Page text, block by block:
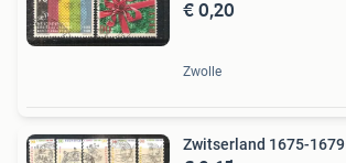
€ 0,20
Zwolle
Zwitserland 1675-1679